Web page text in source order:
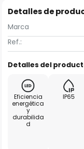
Detalles de
Marca
Ref.:
Detalles del
Eficiencia
energética
y
durabilida
d
IP65